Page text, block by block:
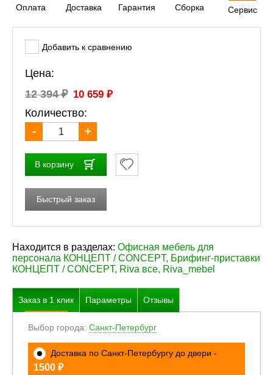
Оплата Доставка Гарантия Сборка Сервис
Добавить к сравнению
Цена:
12 394₽ 10 659 ₽
Количество:
-
+
В корзину
Быстрый заказ
Находится в разделах: Офисная мебель для
персонала КОНЦЕПТ / CONCEPT, Брифинг-приставки
КОНЦЕПТ / CONCEPT, Riva все, Riva_mebel
Заказ в 1 клик Параметры Отзывы
Выбор города: Санкт-Петербург
Доставка по Санкт-Петербургу до двери -
1500 ₽